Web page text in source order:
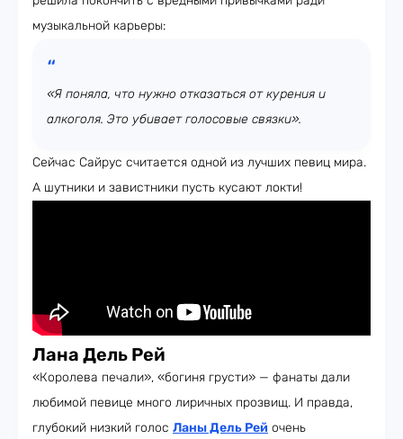
музыкальной карьеры:
«Я поняла, что нужно отказаться от курения и
алкоголя. Это убивает голосовые связки».
Сейчас Сайрус считается одной из лучших певиц мира.
А шутники и завистники пусть кусают локти!
Лана Дель Рей
«Королева печали», «богиня грусти» — фанаты дали
любимой певице много лиричных прозвищ. И правда,
глубокий низкий голос Ланы Дель Рей очень